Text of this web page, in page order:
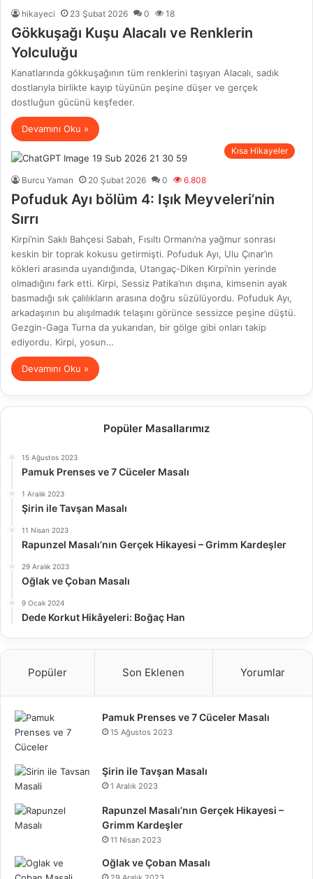
hikayeci 23 Şubat 2026 0 18
Gökkuşağı Kuşu Alacalı ve Renklerin
Yolculuğu
Kanatlarında gökkuşağının tüm renklerini taşıyan Alacalı, sadık
dostlarıyla birlikte kayıp tüyünün peşine düşer ve gerçek
dostluğun gücünü keşfeder.
Devamını Oku »
Kısa Hikayeler
Burcu Yaman 20 Şubat 2026 0 6.808
Pofuduk Ayı bölüm 4: Işık Meyveleri’nin
Sırrı
Kirpi’nin Saklı Bahçesi Sabah, Fısıltı Ormanı’na yağmur sonrası
keskin bir toprak kokusu getirmişti. Pofuduk Ayı, Ulu Çınar’ın
kökleri arasında uyandığında, Utangaç-Diken Kirpi’nin yerinde
olmadığını fark etti. Kirpi, Sessiz Patika’nın dışına, kimsenin ayak
basmadığı sık çalılıkların arasına doğru süzülüyordu. Pofuduk Ayı,
arkadaşının bu alışılmadık telaşını görünce sessizce peşine düştü.
Gezgin-Gaga Turna da yukarıdan, bir gölge gibi onları takip
ediyordu. Kirpi, yosun…
Devamını Oku »
Popüler Masallarımız
15 Ağustos 2023
Pamuk Prenses ve 7 Cüceler Masalı
1 Aralık 2023
Şirin ile Tavşan Masalı
11 Nisan 2023
Rapunzel Masalı’nın Gerçek Hikayesi – Grimm Kardeşler
29 Aralık 2023
Oğlak ve Çoban Masalı
9 Ocak 2024
Dede Korkut Hikâyeleri: Boğaç Han
Popüler Son Eklenen Yorumlar
Pamuk Prenses ve 7 Cüceler Masalı
15 Ağustos 2023
Şirin ile Tavşan Masalı
1 Aralık 2023
Rapunzel Masalı’nın Gerçek Hikayesi –
Grimm Kardeşler
11 Nisan 2023
Oğlak ve Çoban Masalı